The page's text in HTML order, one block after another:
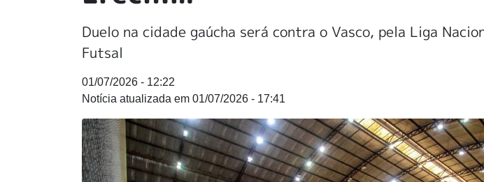
Duelo na cidade gaúcha será contra o Vasco, pela Liga
Futsal
01/07/2026 - 12:22
01/07/2026 - 17:41